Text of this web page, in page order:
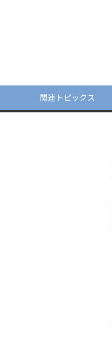
関連トピックス